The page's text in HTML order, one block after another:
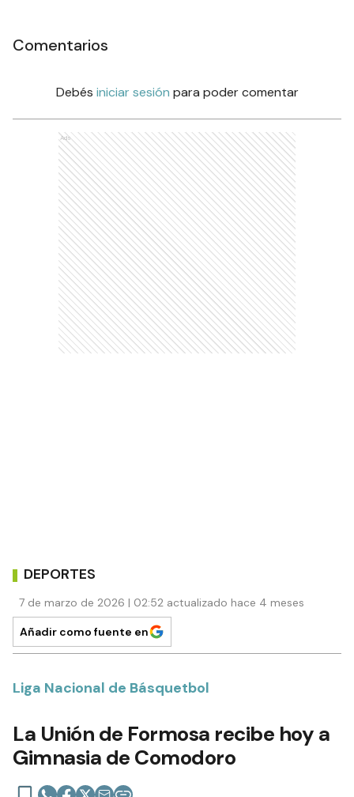
Comentarios
Debés iniciar sesión para poder comentar
Ads
DEPORTES
7 de marzo de 2026 | 02:52 actualizado hace 4 meses
Añadir como fuente en
Liga Nacional de Básquetbol
La Unión de Formosa recibe hoy a
Gimnasia de Comodoro